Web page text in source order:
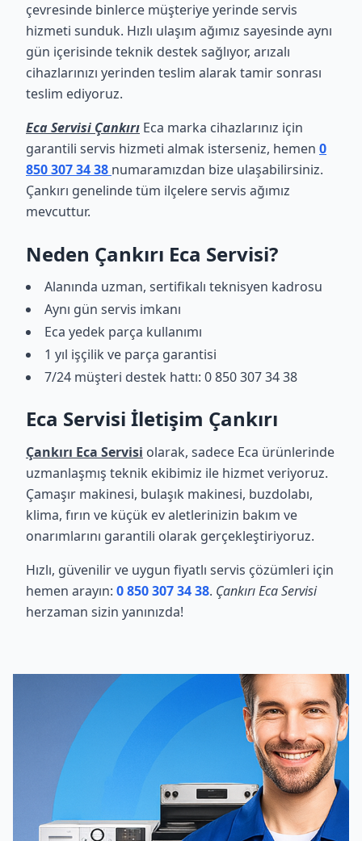
çevresinde binlerce müşteriye yerinde servis
hizmeti sunduk. Hızlı ulaşım ağımız sayesinde aynı
gün içerisinde teknik destek sağlıyor, arızalı
cihazlarınızı yerinden teslim alarak tamir sonrası
teslim ediyoruz.
Eca Servisi Çankırı Eca marka cihazlarınız için
garantili servis hizmeti almak isterseniz, hemen 0
850 307 34 38 numaramızdan bize ulaşabilirsiniz.
Çankırı genelinde tüm ilçelere servis ağımız
mevcuttur.
Neden Çankırı Eca Servisi?
Alanında uzman, sertifikalı teknisyen kadrosu
Aynı gün servis imkanı
Eca yedek parça kullanımı
1 yıl işçilik ve parça garantisi
7/24 müşteri destek hattı: 0 850 307 34 38
Eca Servisi İletişim Çankırı
Çankırı Eca Servisi olarak, sadece Eca ürünlerinde
uzmanlaşmış teknik ekibimiz ile hizmet veriyoruz.
Çamaşır makinesi, bulaşık makinesi, buzdolabı,
klima, fırın ve küçük ev aletlerinizin bakım ve
onarımlarını garantili olarak gerçekleştiriyoruz.
Hızlı, güvenilir ve uygun fiyatlı servis çözümleri için
hemen arayın: 0 850 307 34 38. Çankırı Eca Servisi
herzaman sizin yanınızda!